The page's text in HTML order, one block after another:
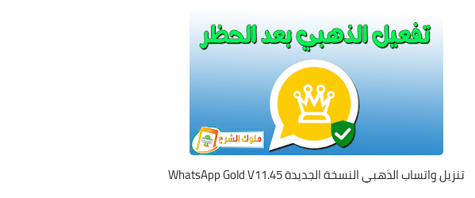
تنزيل واتساب الذهبي النسخة الجديدة WhatsApp Gold V11.45